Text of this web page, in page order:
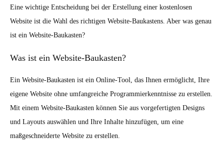
Eine wichtige Entscheidung bei der Erstellung einer kostenlosen
Website ist die Wahl des richtigen Website-Baukastens. Aber was genau
ist ein Website-Baukasten?
Was ist ein Website-Baukasten?
Ein Website-Baukasten ist ein Online-Tool, das Ihnen ermöglicht, Ihre
eigene Website ohne umfangreiche Programmierkenntnisse zu erstellen.
Mit einem Website-Baukasten können Sie aus vorgefertigten Designs
und Layouts auswählen und Ihre Inhalte hinzufügen, um eine
maßgeschneiderte Website zu erstellen.